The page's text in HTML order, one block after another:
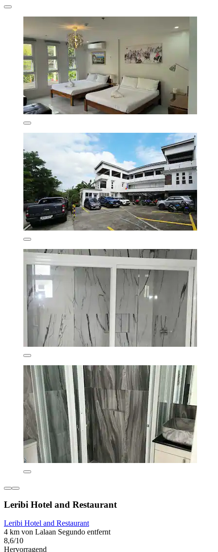
Leribi Hotel and Restaurant
Leribi Hotel and Restaurant
4 km von Lalaan Segundo entfernt
8,6/10
Hervorragend